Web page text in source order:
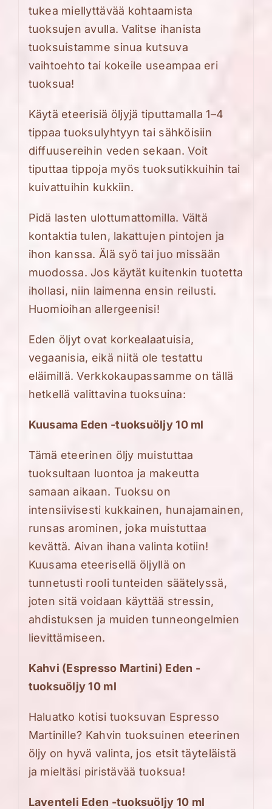
tukea miellyttävää kohtaamista
tuoksujen avulla. Valitse ihanista
tuoksuistamme sinua kutsuva
vaihtoehto tai kokeile useampaa eri
tuoksua!
Käytä eteerisiä öljyjä tiputtamalla 1–4
tippaa tuoksulyhtyyn tai sähköisiin
diffuusereihin veden sekaan. Voit
tiputtaa tippoja myös tuoksutikkuihin tai
kuivattuihin kukkiin.
Pidä lasten ulottumattomilla. Vältä
kontaktia tulen, lakattujen pintojen ja
ihon kanssa. Älä syö tai juo missään
muodossa. Jos käytät kuitenkin tuotetta
ihollasi, niin laimenna ensin reilusti.
Huomioihan allergeenisi!
Eden öljyt ovat korkealaatuisia,
vegaanisia, eikä niitä ole testattu
eläimillä. Verkkokaupassamme on tällä
hetkellä valittavina tuoksuina:
Kuusama Eden -tuoksuöljy 10 ml
Tämä eteerinen öljy muistuttaa
tuoksultaan luontoa ja makeutta
samaan aikaan. Tuoksu on
intensiivisesti kukkainen, hunajamainen,
runsas arominen, joka muistuttaa
kevättä. Aivan ihana valinta kotiin!
Kuusama eteerisellä öljyllä on
tunnetusti rooli tunteiden säätelyssä,
joten sitä voidaan käyttää stressin,
ahdistuksen ja muiden tunneongelmien
lievittämiseen.
Kahvi (Espresso Martini) Eden -
tuoksuöljy 10 ml
Haluatko kotisi tuoksuvan Espresso
Martinille? Kahvin tuoksuinen eteerinen
öljy on hyvä valinta, jos etsit täyteläistä
ja mieltäsi piristävää tuoksua!
Laventeli Eden -tuoksuöljy 10 ml